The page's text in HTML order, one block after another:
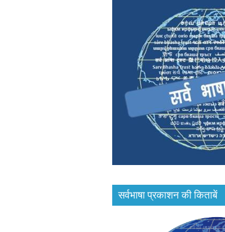
सर्वभाषा प्रकाशन की किताबें